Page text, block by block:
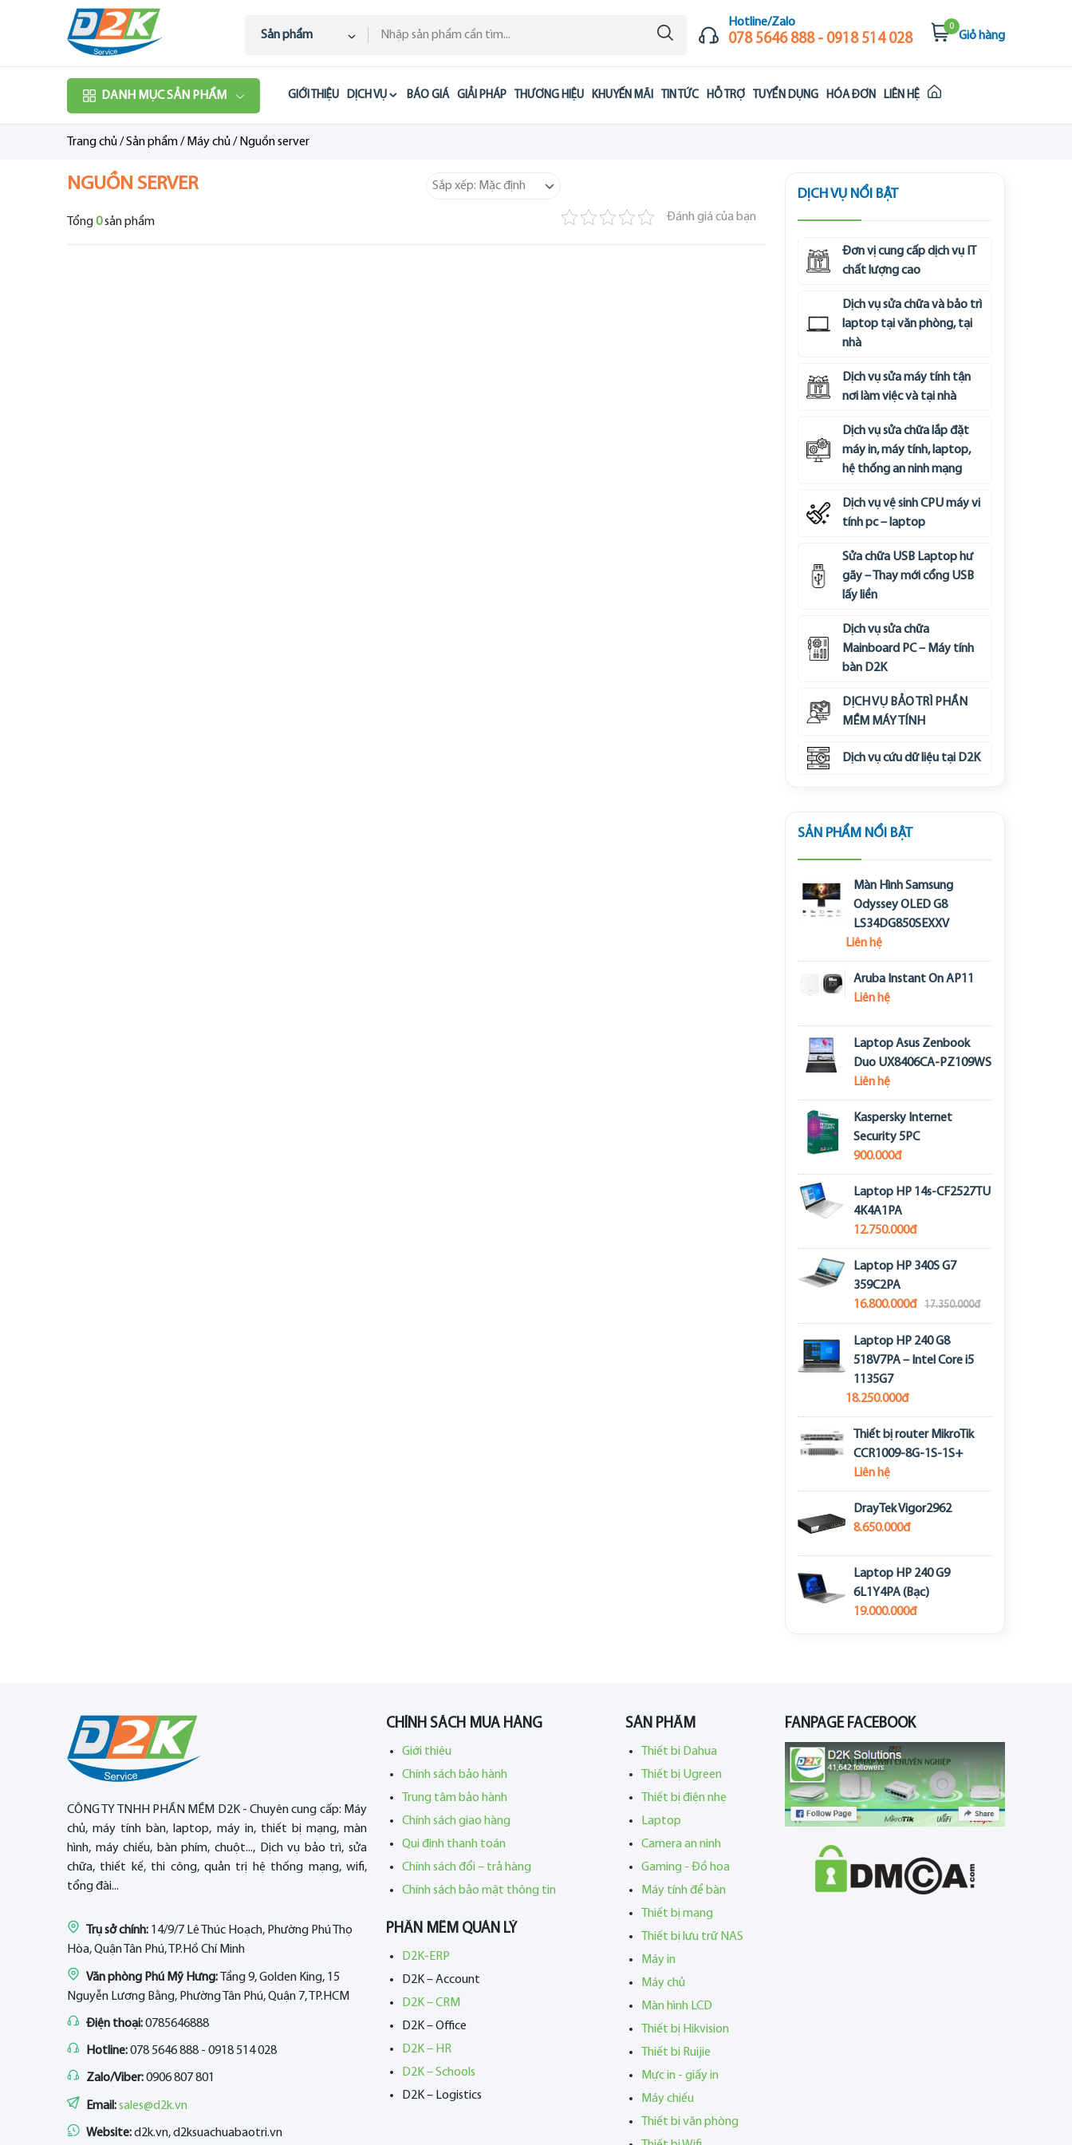
Sản phẩm
Hotline/Zalo
078 5646 888 - 0918 514 028
0
Giỏ hàng
DANH MỤC SẢN PHẨM GIỚI THIỆU DỊCH VỤ BÁO GIÁ GIẢI PHÁP THƯƠNG HIỆU KHUYẾN MÃI TIN TỨC HỖ TRỢ TUYỂN DỤNG HÓA ĐƠN LIÊN HỆ
Trang chủ/Sản phẩm/ Máy chủ/ Nguồn server
NGUỒN SERVER
Tổng0sản phẩm Đánh giá của bạn
DỊCH VỤ NỔI BẬT
Đơn vị cung cấp dịch vụ IT
chất lượng cao
Dịch vụ sửa chữa và bảo trì
laptop tại văn phòng, tại
nhà
Dịch vụ sửa máy tính tận
nơi làm việc và tại nhà
Dịch vụ sửa chữa lắp đặt
máy in, máy tính, laptop,
hệ thống an ninh mạng
Dịch vụ vệ sinh CPU máy vi
tính pc – laptop
Sửa chữa USB Laptop hư
gãy – Thay mới cổng USB
lấy liền
Dịch vụ sửa chữa
Mainboard PC – Máy tính
bàn D2K
DỊCH VỤ BẢO TRÌ PHẦN
MỀM MÁY TÍNH
Dịch vụ cứu dữ liệu tại D2K
SẢN PHẨM NỔI BẬT
Màn Hình Samsung
Odyssey OLED G8
LS34DG850SEXXV
Liên hệ
Aruba Instant On AP11
Liên hệ
Laptop Asus Zenbook
Duo UX8406CA-PZ109WS
Liên hệ
Kaspersky Internet
Security 5PC
900.000đ
Laptop HP 14s-CF2527TU
4K4A1PA
12.750.000đ
Laptop HP 340S G7
359C2PA
16.800.000đ
17.350.000đ
Laptop HP 240 G8
518V7PA – Intel Core i5
1135G7
18.250.000đ
Thiết bị router MikroTik
CCR1009-8G-1S-1S+
Liên hệ
DrayTek Vigor2962
8.650.000đ
Laptop HP 240 G9
6L1Y4PA (Bạc)
19.000.000đ
CÔNG TY TNHH PHẦN MỀM D2K - Chuyên cung cấp: Máy
chủ, máy tính bàn, laptop, máy in, thiết bị mạng, màn
hình, máy chiếu, bàn phím, chuột..., Dịch vụ bảo trì, sửa
chữa, thiết kế, thi công, quản trị hệ thống mạng, wifi,
tổng đài...
Trụ sở chính: 14/9/7 Lê Thúc Hoạch, Phường Phú Thọ
Hòa, Quận Tân Phú, TP.Hồ Chí Minh
Văn phòng Phú Mỹ Hưng:
Tầng 9, Golden King, 15
Nguyễn Lương Bằng, Phường Tân Phú, Quận 7, TP.HCM
Điện thoại:0785646888
Hotline:078 5646 888 - 0918 514 028
Zalo/Viber:0906 807 801
Email:sales@d2k.vn
Website:d2k.vn, d2ksuachuabaotri.vn
CHÍNH SÁCH MUA HÀNG
Giới thiệu
Chính sách bảo hành
Trung tâm bảo hành
Chính sách giao hàng
Qui định thanh toán
Chính sách đổi – trả hàng
Chính sách bảo mật thông tin
PHẦN MỀM QUẢN LÝ
D2K-ERP
D2K – Account
D2K – CRM
D2K – Office
D2K – HR
D2K – Schools
D2K – Logistics
SẢN PHẨM
Thiết bị Dahua
Thiết bị Ugreen
Thiết bị điện nhẹ
Laptop
Camera an ninh
Gaming - Đồ họa
Máy tính để bàn
Thiết bị mạng
Thiết bị lưu trữ NAS
Máy in
Máy chủ
Màn hình LCD
Thiết bị Hikvision
Thiết bị Ruijie
Mực in - giấy in
Máy chiếu
Thiết bị văn phòng
FANPAGE FACEBOOK